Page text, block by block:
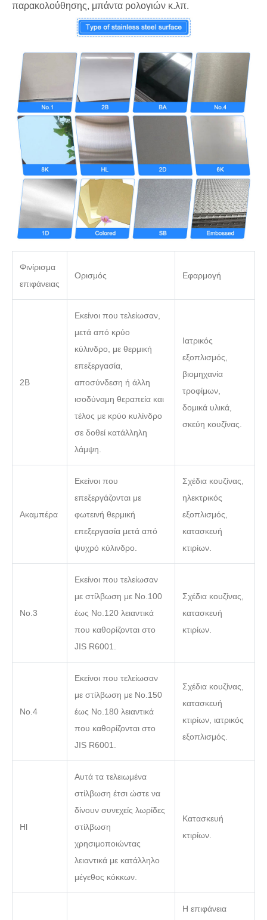
παρακολούθησης, μπάντα ρολογιών κ.λπ.
Φινίρισμα
επιφάνειας
Ορισμός Εφαρμογή
2Β
Εκείνοι που τελείωσαν,
μετά από κρύο
κύλινδρο, με θερμική
επεξεργασία,
αποσύνδεση ή άλλη
ισοδύναμη θεραπεία και
τέλος με κρύο κυλίνδρο
σε δοθεί κατάλληλη
λάμψη.
Ιατρικός
εξοπλισμός,
βιομηχανία
τροφίμων,
δομικά υλικά,
σκεύη κουζίνας.
Ακαμπέρα
Εκείνοι που
επεξεργάζονται με
φωτεινή θερμική
επεξεργασία μετά από
ψυχρό κύλινδρο.
Σχέδια κουζίνας,
ηλεκτρικός
εξοπλισμός,
κατασκευή
κτιρίων.
Νο.3
Εκείνοι που τελείωσαν
με στίλβωση με Νο.100
έως Νο.120 λειαντικά
που καθορίζονται στο
JIS R6001.
Σχέδια κουζίνας,
κατασκευή
κτιρίων.
Νο.4
Εκείνοι που τελείωσαν
με στίλβωση με Νο.150
έως Νο.180 λειαντικά
που καθορίζονται στο
JIS R6001.
Σχέδια κουζίνας,
κατασκευή
κτιρίων, ιατρικός
εξοπλισμός.
Hl
Αυτά τα τελειωμένα
στίλβωση έτσι ώστε να
δίνουν συνεχείς λωρίδες
στίλβωση
χρησιμοποιώντας
λειαντικά με κατάλληλο
μέγεθος κόκκων.
Κατασκευή
κτιρίων.
Η επιφάνεια